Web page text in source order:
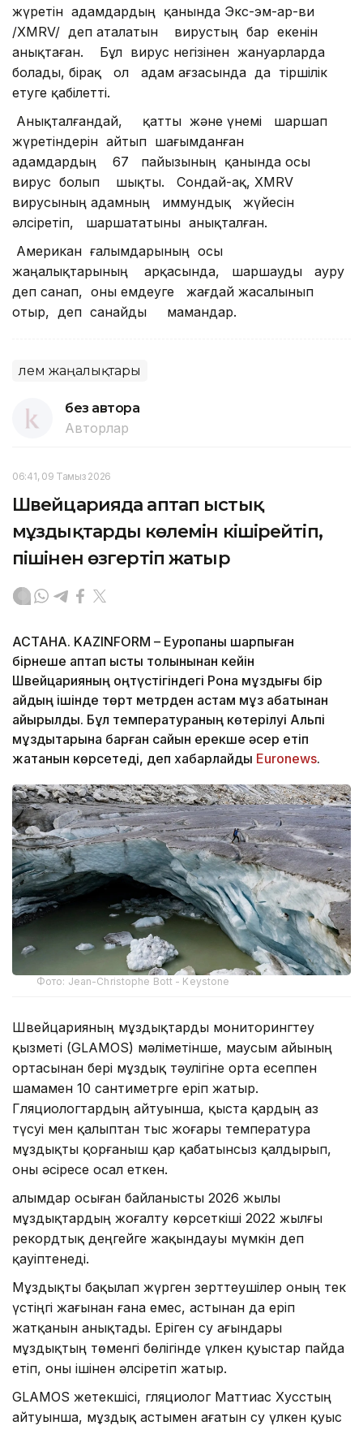
жүретін адамдардың қанында Экс-эм-ар-ви
/XMRV/ деп аталатын вирустың бар екенін
анықтаған. Бұл вирус негізінен жануарларда
болады, бірақ ол адам ағзасында да тіршілік
етуге қабілетті.
Анықталғандай, қатты және үнемі шаршап
жүретіндерін айтып шағымданған
адамдардың 67 пайызының қанында осы
вирус болып шықты. Сондай-ақ, XMRV
вирусының адамның иммундық жүйесін
әлсіретіп, шаршататыны анықталған.
Американ ғалымдарының осы
жаңалықтарының арқасында, шаршауды ауру
деп санап, оны емдеуге жағдай жасалынып
отыр, деп санайды мамандар.
Әлем жаңалықтары
без автора
Авторлар
06:41, 09 Тамыз 2026
Швейцарияда аптап ыстық
мұздықтардың көлемін кішірейтіп,
пішінен өзгертіп жатыр
АСТАНА. KAZINFORM – Еуропаны шарпыған
бірнеше аптап ыстық толқынынан кейін
Швейцарияның оңтүстігіндегі Рона мұздығы бір
айдың ішінде төрт метрден астам мұз қабатынан
айырылды. Бұл температураның көтерілуі Альпі
мұздықтарына барған сайын ерекше әсер етіп
жатқанын көрсетеді, деп хабарлайды Еuronews.
Фото: Jean-Christophe Bott - Keystone
Швейцарияның мұздықтарды мониторингтеу
қызметі (GLAMOS) мәліметінше, маусым айының
ортасынан бері мұздық тәулігіне орта есеппен
шамамен 10 сантиметрге еріп жатыр.
Гляциологтардың айтуынша, қыста қардың аз
түсуі мен қалыптан тыс жоғары температура
мұздықты қорғаныш қар қабатынсыз қалдырып,
оны әсіресе осал еткен.
Ғалымдар осыған байланысты 2026 жылы
мұздықтардың жоғалту көрсеткіші 2022 жылғы
рекордтық деңгейге жақындауы мүмкін деп
қауіптенеді.
Мұздықты бақылап жүрген зерттеушілер оның тек
үстіңгі жағынан ғана емес, астынан да еріп
жатқанын анықтады. Еріген су ағындары
мұздықтың төменгі бөлігінде үлкен қуыстар пайда
етіп, оны ішінен әлсіретіп жатыр.
GLAMOS жетекшісі, гляциолог Маттиас Хусстың
айтуынша, мұздық астымен ағатын су үлкен қуыс